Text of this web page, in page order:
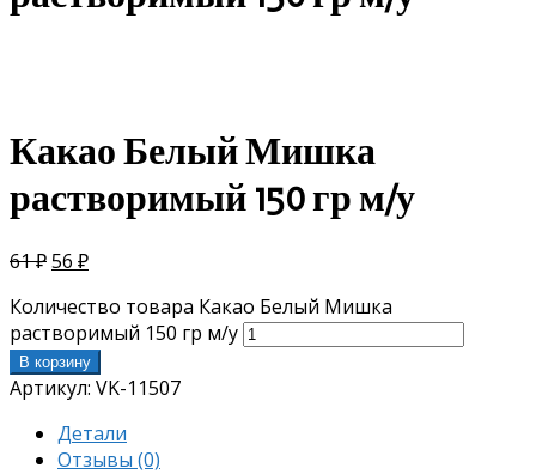
Какао Белый Мишка
растворимый 150 гр м/у
61₽56 ₽
Количество товара Какао Белый Мишка
растворимый 150 гр м/у
В корзину
Артикул: VK-11507
Детали
Отзывы (0)